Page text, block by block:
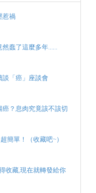
惹禍
然蠢了這麼多年……
「癌」座談會
？息肉究竟該不該切
簡單！（收藏吧~）
收藏,現在就轉發給你